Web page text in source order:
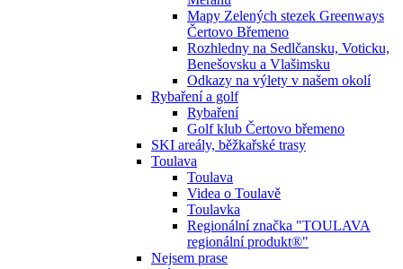
Mapy Zelených stezek Greenways
Čertovo Břemeno
Rozhledny na Sedlčansku, Voticku,
Benešovsku a Vlašimsku
Odkazy na výlety v našem okolí
Rybaření a golf
Rybaření
Golf klub Čertovo břemeno
SKI areály, běžkařské trasy
Toulava
Toulava
Videa o Toulavě
Toulavka
Regionální značka "TOULAVA
regionální produkt®"
Nejsem prase